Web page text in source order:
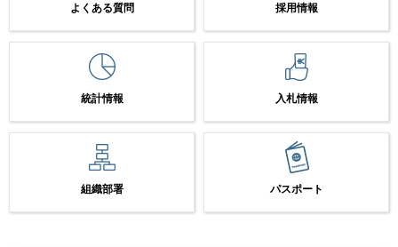
よくある質問 採用情報
統計情報 入札情報
組織部署 パスポート